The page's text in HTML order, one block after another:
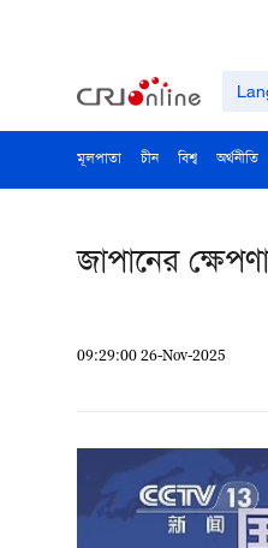
মূলপাতা চীন বিশ্ব অর্থনীতি
জাপানের
09:29:00 26-Nov-2025